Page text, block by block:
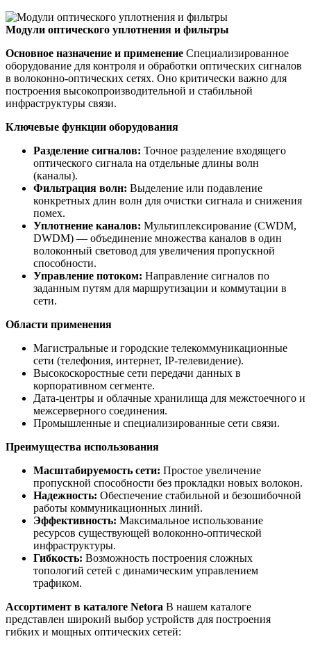
Модули оптического уплотнения и фильтры
Основное назначение и применение Специализированное
оборудование для контроля и обработки оптических сигналов
в волоконно-оптических сетях. Оно критически важно для
построения высокопроизводительной и стабильной
инфраструктуры связи.
Ключевые функции оборудования
Разделение сигналов: Точное разделение входящего
оптического сигнала на отдельные длины волн
(каналы).
Фильтрация волн: Выделение или подавление
конкретных длин волн для очистки сигнала и снижения
помех.
Уплотнение каналов: Мультиплексирование (CWDM,
DWDM) — объединение множества каналов в один
волоконный световод для увеличения пропускной
способности.
Управление потоком: Направление сигналов по
заданным путям для маршрутизации и коммутации в
сети.
Области применения
Магистральные и городские телекоммуникационные
сети (телефония, интернет, IP-телевидение).
Высокоскоростные сети передачи данных в
корпоративном сегменте.
Дата-центры и облачные хранилища для межстоечного и
межсерверного соединения.
Промышленные и специализированные сети связи.
Преимущества использования
Масштабируемость сети: Простое увеличение
пропускной способности без прокладки новых волокон.
Надежность: Обеспечение стабильной и безошибочной
работы коммуникационных линий.
Эффективность: Максимальное использование
ресурсов существующей волоконно-оптической
инфраструктуры.
Гибкость: Возможность построения сложных
топологий сетей с динамическим управлением
трафиком.
Ассортимент в каталоге Netora В нашем каталоге
представлен широкий выбор устройств для построения
гибких и мощных оптических сетей: